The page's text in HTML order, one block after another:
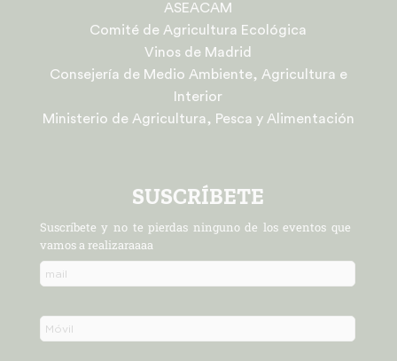
ASEACAM
Comité de Agricultura Ecológica
Vinos de Madrid
Consejería de Medio Ambiente, Agricultura e
Interior
Ministerio de Agricultura, Pesca y Alimentación
SUSCRÍBETE
Suscríbete y no te pierdas ninguno de los eventos que
vamos a realizaraaaa